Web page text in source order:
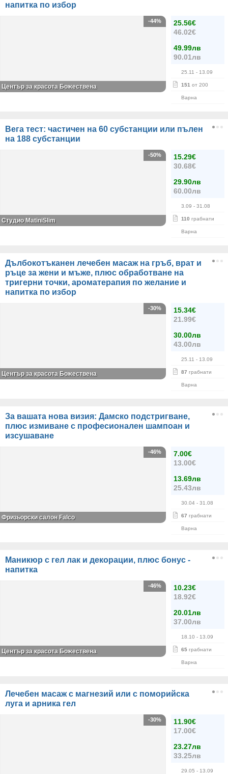
напитка по избор
25.56€
46.02€
49.99лв
90.01лв
25.11 - 13.09
151 от 200
Варна
-44%
Център за красота Божествена
Вега тест: частичен на 60 субстанции или пълен
на 188 субстанции
15.29€
30.68€
29.90лв
60.00лв
3.09 - 31.08
110 грабнати
Варна
-50%
Студио MatiniSlim
Дълбокотъканен лечебен масаж на гръб, врат и
ръце за жени и мъже, плюс обработване на
тригерни точки, ароматерапия по желание и
напитка по избор
15.34€
21.99€
30.00лв
43.00лв
25.11 - 13.09
87 грабнати
Варна
-30%
Център за красота Божествена
За вашата нова визия: Дамско подстригване,
плюс измиване с професионален шампоан и
изсушаване
7.00€
13.00€
13.69лв
25.43лв
30.04 - 31.08
67 грабнати
Варна
-46%
Фризьорски салон Falco
Маникюр с гел лак и декорации, плюс бонус -
напитка
10.23€
18.92€
20.01лв
37.00лв
18.10 - 13.09
65 грабнати
Варна
-46%
Център за красота Божествена
Лечебен масаж с магнезий или с поморийска
луга и арника гел
11.90€
17.00€
23.27лв
33.25лв
29.05 - 13.09
-30%